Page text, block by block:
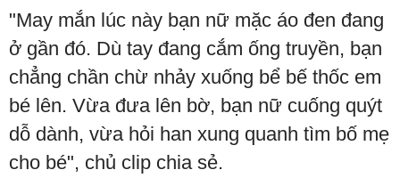
"May mắn lúc này bạn nữ mặc áo đen đang
ở gần đó. Dù tay đang cắm ống truyền, bạn
chẳng chần chừ nhảy xuống bể bế thốc em
bé lên. Vừa đưa lên bờ, bạn nữ cuống quýt
dỗ dành, vừa hỏi han xung quanh tìm bố mẹ
cho bé", chủ clip chia sẻ.